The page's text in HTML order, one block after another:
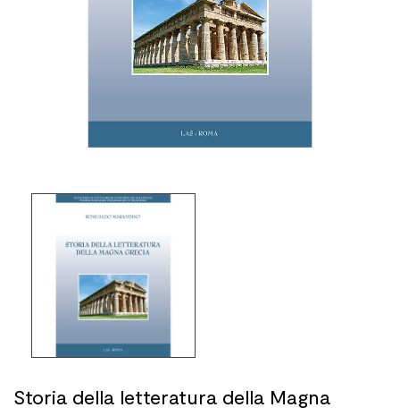
Storia della letteratura della Magna